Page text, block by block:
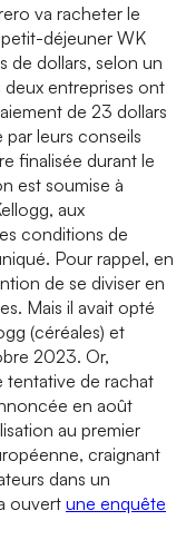
va racheter le
déjeuner WK
de dollars, selon un
entreprises ont
de 23 dollars
leurs conseils
finalisée durant le
est soumise à
aux
conditions de
Pour rappel, en
de se diviser en
Mais il avait opté
(céréales) et
2023. Or,
tentative de rachat
en août
au premier
craignant
dans un
ouvert une enquête